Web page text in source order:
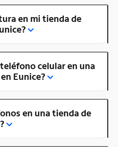
en mi tienda de
celular en una
Eunice?
en una tienda de